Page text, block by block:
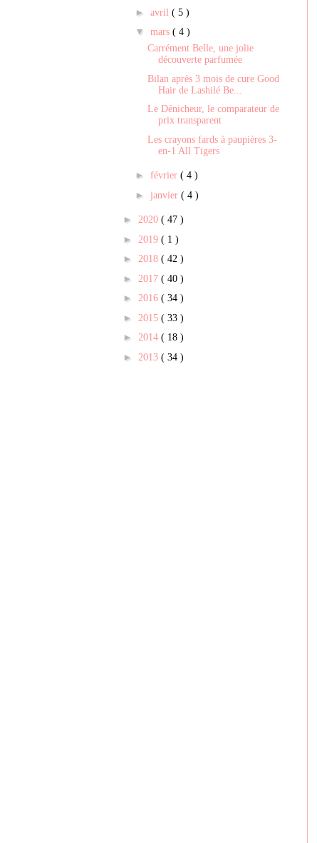
► avril ( 5 )
▼ mars ( 4 )
Carrément Belle, une jolie
découverte parfumée
Bilan après 3 mois de cure Good
Hair de Lashilé Be...
Le Dénicheur, le comparateur de
prix transparent
Les crayons fards à paupières 3-
en-1 All Tigers
► février ( 4 )
► janvier ( 4 )
► 2020 ( 47 )
► 2019 ( 1 )
► 2018 ( 42 )
► 2017 ( 40 )
► 2016 ( 34 )
► 2015 ( 33 )
► 2014 ( 18 )
► 2013 ( 34 )